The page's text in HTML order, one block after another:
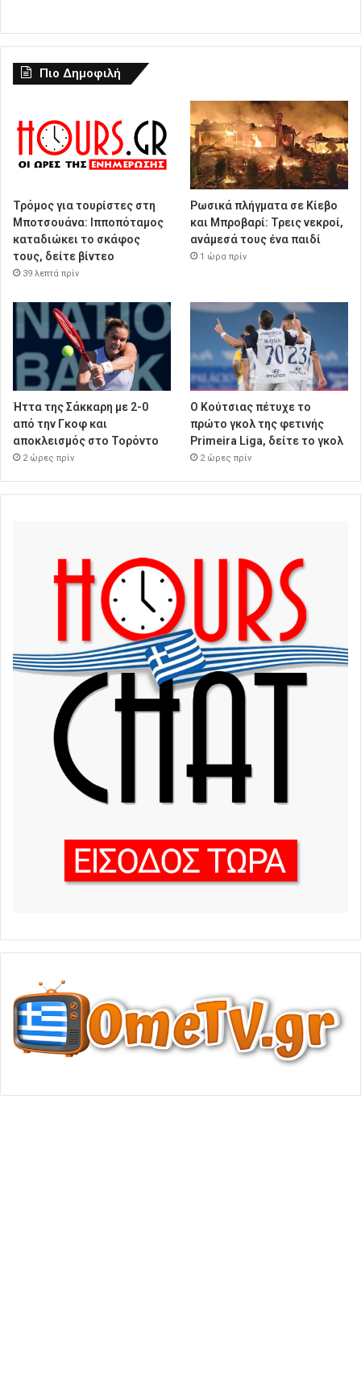
Πιο Δημοφιλή
Τρόμος για τουρίστες στη
Μποτσουάνα: Ιπποπόταμος
καταδιώκει το σκάφος
τους, δείτε βίντεο
39 λεπτά πρίν
Ρωσικά πλήγματα σε Κίεβο
και Μπροβαρί: Τρεις νεκροί,
ανάμεσά τους ένα παιδί
1 ώρα πρίν
Ήττα της Σάκκαρη με 2-0
από την Γκοφ και
αποκλεισμός στο Τορόντο
2 ώρες πρίν
Ο Κούτσιας πέτυχε το
πρώτο γκολ της φετινής
Primeira Liga, δείτε το γκολ
2 ώρες πρίν